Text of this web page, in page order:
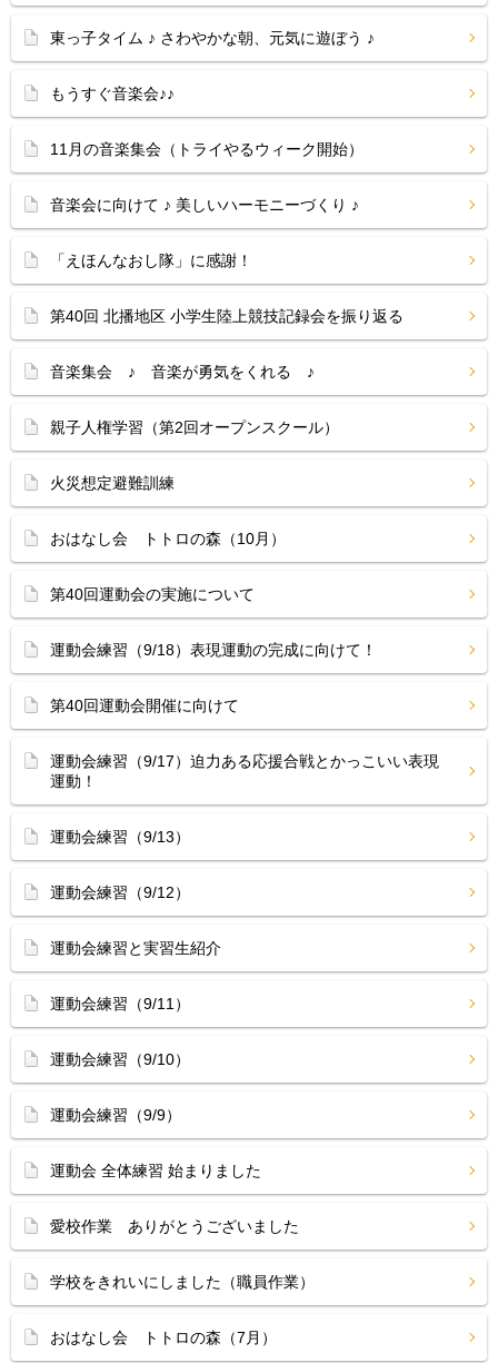
東っ子タイム ♪ さわやかな朝、元気に遊ぼう ♪
もうすぐ音楽会♪♪
11月の音楽集会（トライやるウィーク開始）
音楽会に向けて ♪ 美しいハーモニーづくり ♪
「えほんなおし隊」に感謝！
第40回 北播地区 小学生陸上競技記録会を振り返る
音楽集会 ♪ 音楽が勇気をくれる ♪
親子人権学習（第2回オープンスクール）
火災想定避難訓練
おはなし会 トトロの森（10月）
第40回運動会の実施について
運動会練習（9/18）表現運動の完成に向けて！
第40回運動会開催に向けて
運動会練習（9/17）迫力ある応援合戦とかっこいい表現
運動！
運動会練習（9/13）
運動会練習（9/12）
運動会練習と実習生紹介
運動会練習（9/11）
運動会練習（9/10）
運動会練習（9/9）
運動会 全体練習 始まりました
愛校作業 ありがとうございました
学校をきれいにしました（職員作業）
おはなし会 トトロの森（7月）